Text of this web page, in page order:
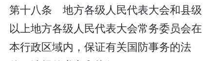
第十八条 地方各级人民代表大会和县级
以上地方各级人民代表大会常务委员会在
本行政区域内，保证有关国防事务的法